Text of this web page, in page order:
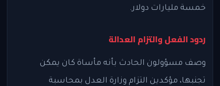
خمسة مليارات دولار.
ردود الفعل والتزام العدالة
وصف مسؤولون الحادث بأنه مأساة كان يمكن
تجنبها، مؤكدين التزام وزارة العدل بمحاسبة